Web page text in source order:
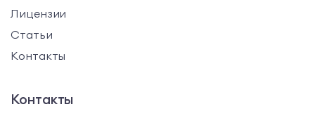
Лицензии
Статьи
Контакты
Контакты